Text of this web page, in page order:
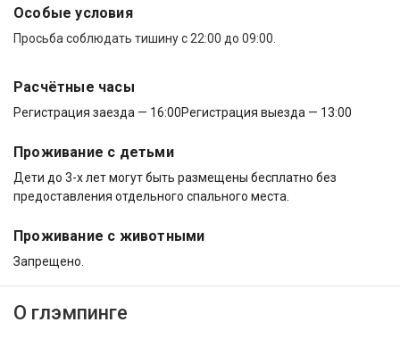
Особые условия
Просьба соблюдать тишину с 22:00 до 09:00.
Расчётные часы
Регистрация заезда — 16:00Регистрация выезда — 13:00
Проживание с детьми
Дети до 3-х лет могут быть размещены бесплатно без
предоставления отдельного спального места.
Проживание с животными
Запрещено.
О глэмпинге